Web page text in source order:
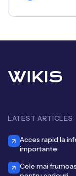
WIKIS
LATEST ARTICLES
Acces rapid la
importante
Cele mai